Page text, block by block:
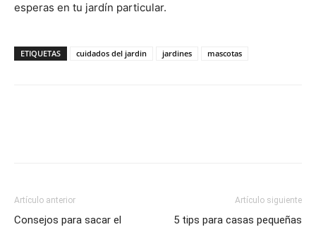
esperas en tu jardín particular.
ETIQUETAS cuidados del jardin jardines mascotas
Artículo anterior
Consejos para sacar el
Artículo siguiente
5 tips para casas pequeñas